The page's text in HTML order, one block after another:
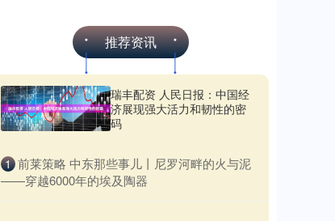
推荐资讯
瑞丰配资 人民日报：中国经
济展现强大活力和韧性的密
码
1 ​前莱策略 中东那些事儿丨尼罗河畔的火与泥
——穿越6000年的埃及陶器